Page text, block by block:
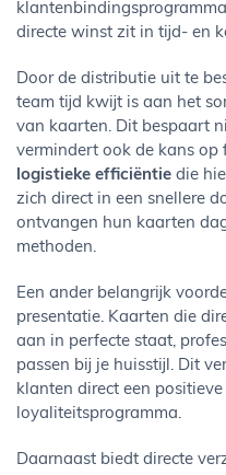
directe winst zit in tijd- en
Door de distributie uit te
team tijd kwijt is aan het
van kaarten. Dit bespaart
vermindert ook de kans op
logistieke efficiëntie die
zich direct in een snellere
ontvangen hun kaarten
methoden.
Een ander belangrijk
presentatie. Kaarten die
aan in perfecte staat,
passen bij je huisstijl. Dit
klanten direct een
loyaliteitsprogramma.
Daarnaast biedt directe